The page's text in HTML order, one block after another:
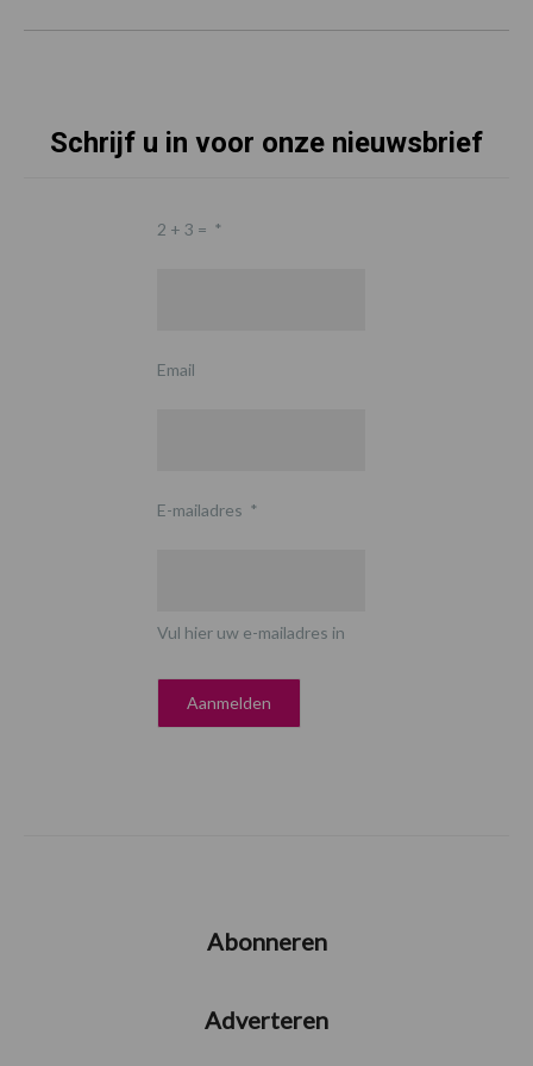
Schrijf u in voor onze nieuwsbrief
2 + 3 = *
Email
E-mailadres *
Vul hier uw e-mailadres in
Abonneren
Adverteren